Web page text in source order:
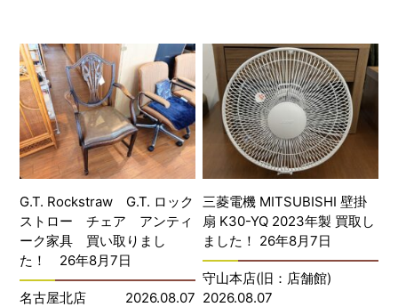
G.T. Rockstraw G.T. ロック
ストロー チェア アンティ
ーク家具 買い取りまし
た！ 26年8月7日
名古屋北店 2026.08.07
三菱電機 MITSUBISHI 壁掛
扇 K30-YQ 2023年製 買取し
ました！ 26年8月7日
守山本店(旧：店舗館)
2026.08.07